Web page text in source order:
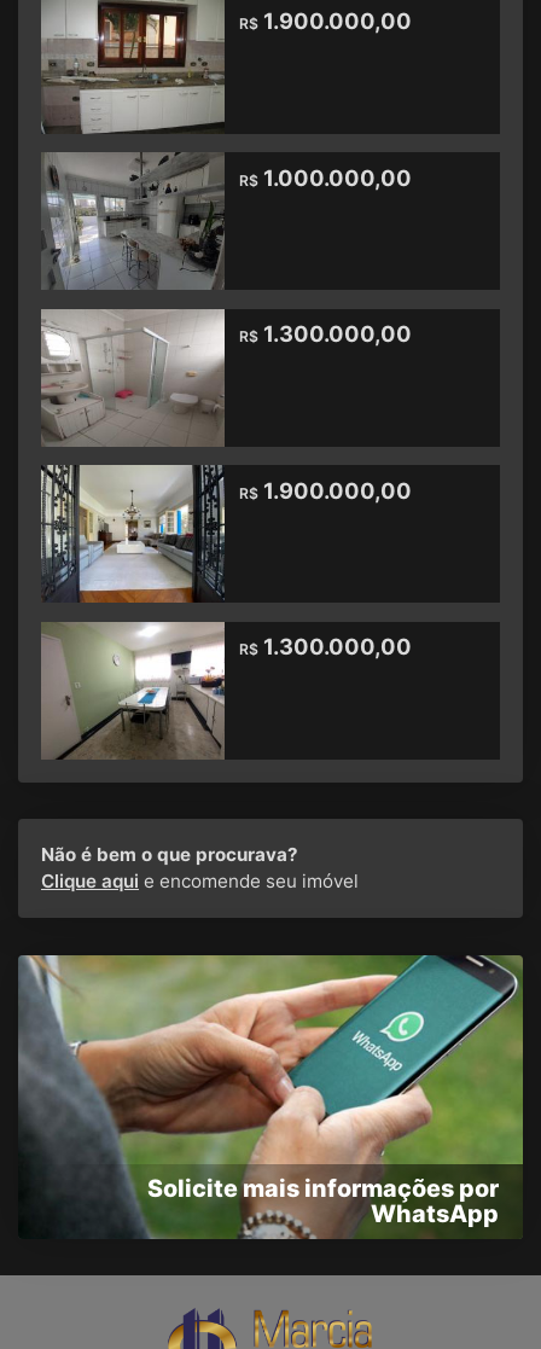
R$ 1.900.000,00
R$ 1.000.000,00
R$ 1.300.000,00
R$ 1.900.000,00
R$ 1.300.000,00
Não é bem o que procurava?
Clique aqui e encomende seu imóvel
Solicite mais informações por
WhatsApp